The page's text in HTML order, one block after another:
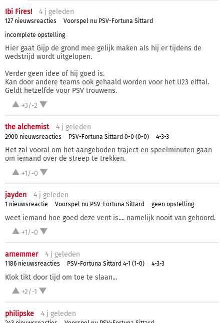
Ibi Fires! 4 j geleden
127 nieuwsreacties
Voorspel nu PSV-Fortuna Sittard
incomplete opstelling
Hier gaat Gijp de grond mee gelijk maken als hij er tijdens de
wedstrijd wordt uitgelopen.
Verder geen idee of hij goed is.
Kan door andere teams ook gehaald worden voor het U23 elftal.
Geldt hetzelfde voor PSV trouwens.
+3/-2
the alchemist 4 j geleden
2900 nieuwsreacties PSV-Fortuna Sittard 0-0 (0-0) 4-3-3
Het zal vooral om het aangeboden traject en speelminuten gaan
om iemand over de streep te trekken.
+1/-0
jayden 4 j geleden
1 nieuwsreactie Voorspel nu PSV-Fortuna Sittard geen opstelling
weet iemand hoe goed deze vent is.... namelijk nooit van gehoord.
+1/-0
arnemmer 4 j geleden
1186 nieuwsreacties PSV-Fortuna Sittard 4-1 (1-0) 4-3-3
Klok tikt door tijd om toe te slaan...
+2/-1
philipske 4 j geleden